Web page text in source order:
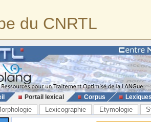
du CNRTL
Portail lexical Corpus
Lexicographie Etymologie